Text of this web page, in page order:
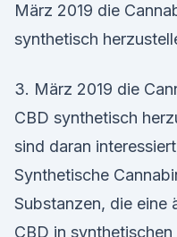
März 2019 die
synthetisch
3. März 2019 die
CBD synthetisch
sind daran
Synthetische
Substanzen, die eine
CBD in